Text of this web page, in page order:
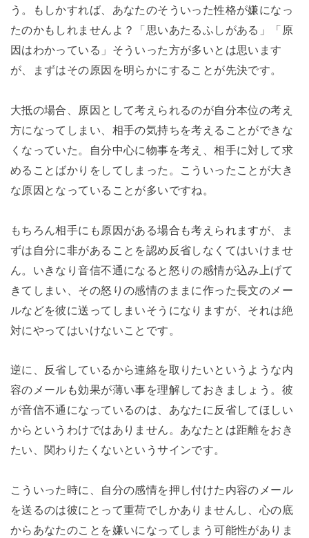
う。もしかすれば、あなたのそういった性格が嫌になっ
たのかもしれませんよ？「思いあたるふしがある」「原
因はわかっている」そういった方が多いとは思います
が、まずはその原因を明らかにすることが先決です。
大抵の場合、原因として考えられるのが自分本位の考え
方になってしまい、相手の気持ちを考えることができな
くなっていた。自分中心に物事を考え、相手に対して求
めることばかりをしてしまった。こういったことが大き
な原因となっていることが多いですね。
もちろん相手にも原因がある場合も考えられますが、ま
ずは自分に非があることを認め反省しなくてはいけませ
ん。いきなり音信不通になると怒りの感情が込み上げて
きてしまい、その怒りの感情のままに作った長文のメー
ルなどを彼に送ってしまいそうになりますが、それは絶
対にやってはいけないことです。
逆に、反省しているから連絡を取りたいというような内
容のメールも効果が薄い事を理解しておきましょう。彼
が音信不通になっているのは、あなたに反省してほしい
からというわけではありません。あなたとは距離をおき
たい、関わりたくないというサインです。
こういった時に、自分の感情を押し付けた内容のメール
を送るのは彼にとって重荷でしかありませんし、心の底
からあなたのことを嫌いになってしまう可能性がありま